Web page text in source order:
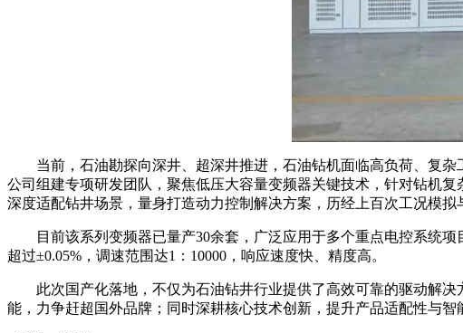
当前，石油勘探向深井、超深井推进，石油钻机面临高负荷、复杂
公司组建专项研发团队，聚焦低压大容量变频器关键技术，针对钻机
深度适配钻井场景，量身打造动力控制解决方案，历经上百次工况模拟
目前该系列变频器已量产30余套，广泛应用于多个重点电控系统项
超过±0.05%，调速范围达1：10000，响应速度快、精度高。
此次国产化落地，不仅为石油钻井行业提供了高效可靠的驱动解决
能，力争赶超国外品牌；同时深耕核心技术创新，提升产品适配性与